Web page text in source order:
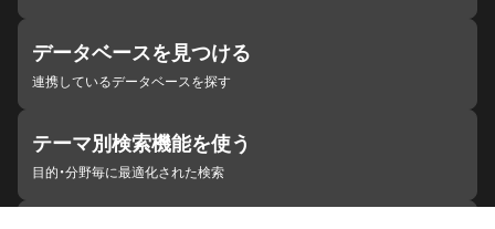
データベースを見つける
連携しているデータベースを探す
テーマ別検索機能を使う
目的・分野毎に最適化された検索